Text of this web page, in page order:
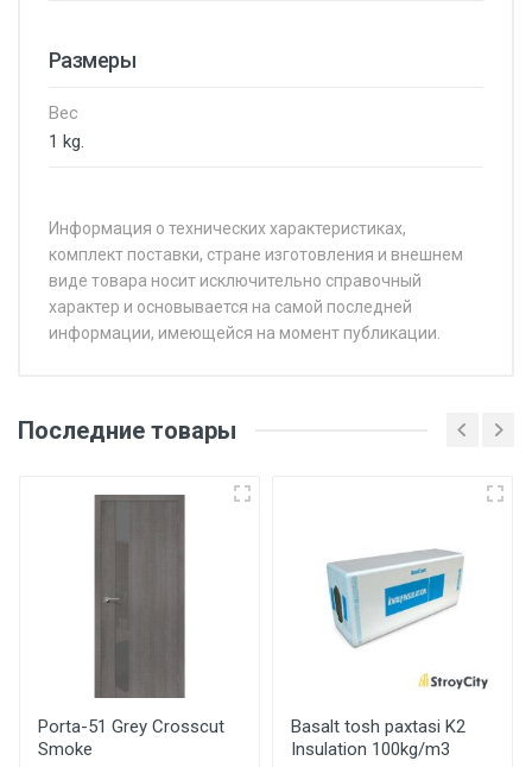
Размеры
Вес
1 kg.
Информация о технических характеристиках,
комплект поставки, стране изготовления и внешнем
виде товара носит исключительно справочный
характер и основывается на самой последней
информации, имеющейся на момент публикации.
Последние товары
Porta-51 Grey Crosscut
Smoke
Basalt tosh paxtasi K2
Insulation 100kg/m3